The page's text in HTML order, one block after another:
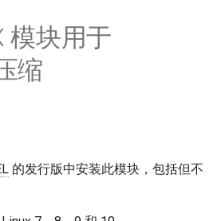
Español
中文
$bot_name
geoip2
VPS/Dedicated - FastCGI
模块用于
缩
的发行版中安装此模块，包括但不